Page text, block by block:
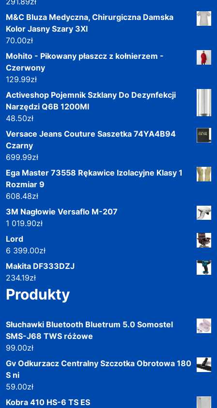
M&C Bluza Medyczna, Chirurgiczna Damska
Kolor Jasny Szary 3Xl
70.00zł
Mohito - Pikowany płaszcz z kołnierzem -
Czerwony
129.99zł
Activeshop Pojemnik Szklany Do Dezynfekcji
Narzędzi Q6B 1200Ml
48.50zł
Versace Jeans Couture Saszetka 74YA4B94
Czarny
699.99zł
Ega Master 73558 Rękawice Izolacyjne Klasy 1
Rozmiar 9
608.48zł
3M Nagłowie Versaflo M-207
1 019.90zł
Lord
6 399.00zł
Makita DF333DZJ
234.19zł
Produkty
Słuchawki Bluetooth Bluetrum 5.0 Somostel
SMS-J68 TWS różowe
99.00zł
Gv Odkurzacz Centralny Szczotka Obrotowa 180
S ni
59.00zł
Kobra 410 HS-6 TS ES